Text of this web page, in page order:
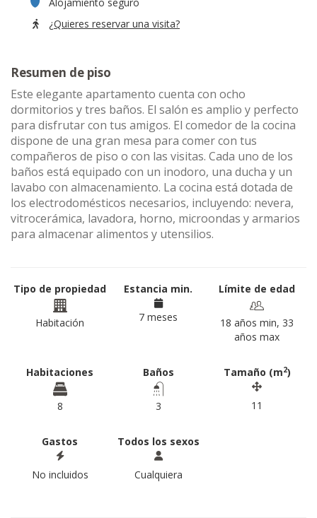
¿Quieres reservar una visita?
Resumen de piso
Este elegante apartamento cuenta con ocho
dormitorios y tres baños. El salón es amplio y perfecto
para disfrutar con tus amigos. El comedor de la cocina
dispone de una gran mesa para comer con tus
compañeros de piso o con las visitas. Cada uno de los
baños está equipado con un inodoro, una ducha y un
lavabo con almacenamiento. La cocina está dotada de
los electrodomésticos necesarios, incluyendo: nevera,
vitrocerámica, lavadora, horno, microondas y armarios
para almacenar alimentos y utensilios.
Tipo de propiedad
Habitación
Estancia min.
7 meses
Límite de edad
18 años min, 33
años max
Habitaciones
8
Baños
3
Tamaño (m2)
11
Gastos
No incluidos
Todos los sexos
Cualquiera